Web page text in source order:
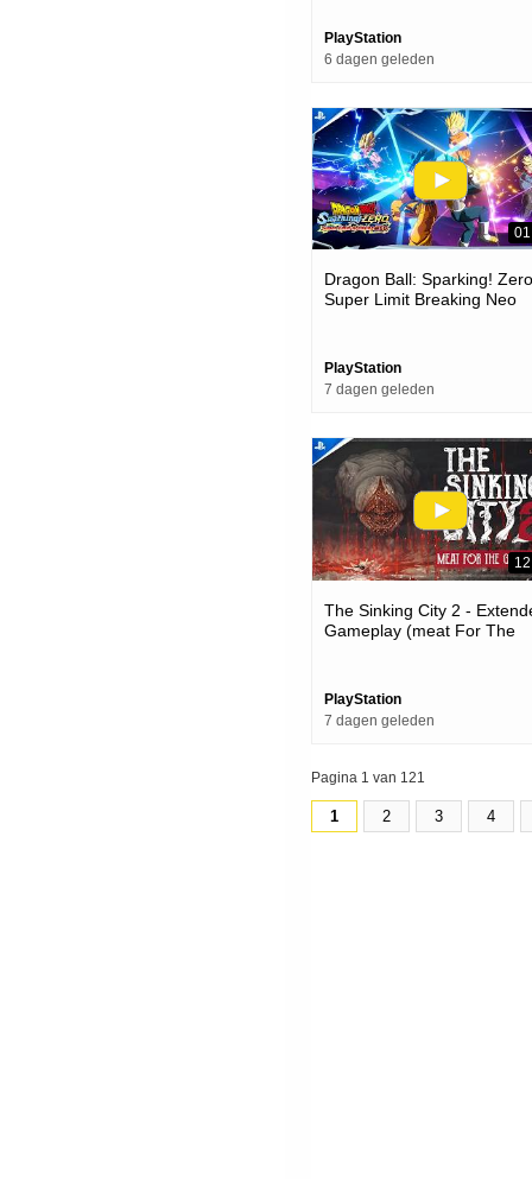
PlayStation
6 dagen geleden
Dragon Ball: Sparking!
Super Limit Breaking Neo
PlayStation
7 dagen geleden
The Sinking City 2 -
Gameplay (meat For The
PlayStation
7 dagen geleden
Pagina 1 van 121
1 2 3 4